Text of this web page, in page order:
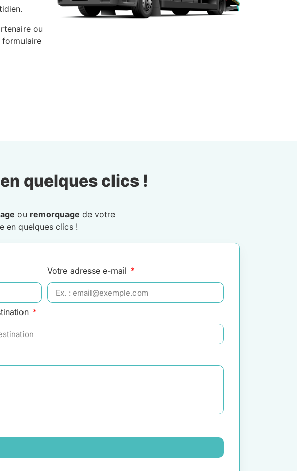
ou
formulaire
en quelques clics !
ou remorquage de votre
en quelques clics !
Votre adresse e-mail